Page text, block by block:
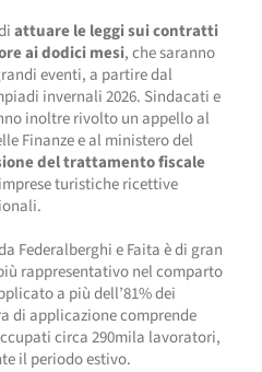
attuare le leggi sui contratti
ai dodici mesi, che saranno
eventi, a partire dal
invernali 2026. Sindacati e
inoltre rivolto un appello al
Finanze e al ministero del
del trattamento fiscale
turistiche ricettive
Federalberghi e Faita è di gran
rappresentativo nel comparto
a più dell’81% dei
di applicazione comprende
circa 290mila lavoratori,
il periodo estivo.